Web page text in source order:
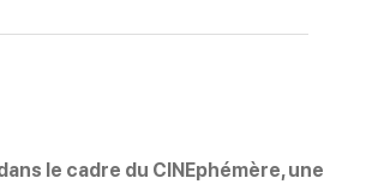
le cadre du CINEphémère, une